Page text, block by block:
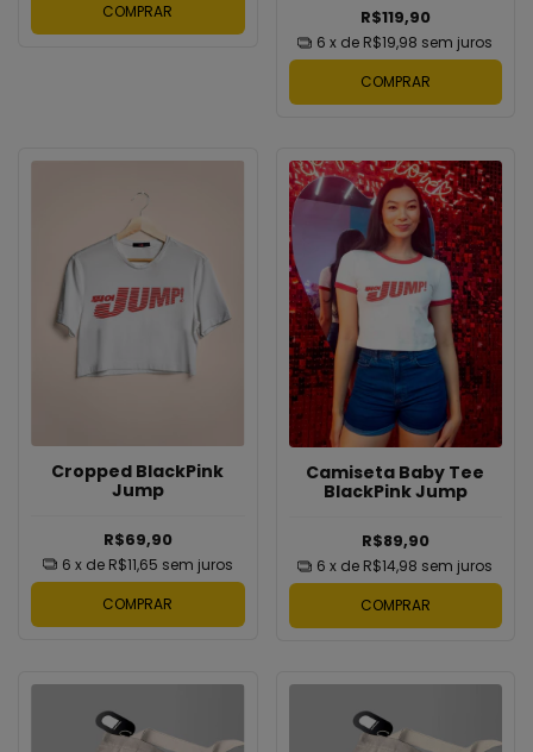
COMPRAR
R$119,90
6 x de R$19,98 sem juros
COMPRAR
Cropped BlackPink
Jump
R$69,90
6 x de R$11,65 sem juros
COMPRAR
Camiseta Baby Tee
BlackPink Jump
R$89,90
6 x de R$14,98 sem juros
COMPRAR